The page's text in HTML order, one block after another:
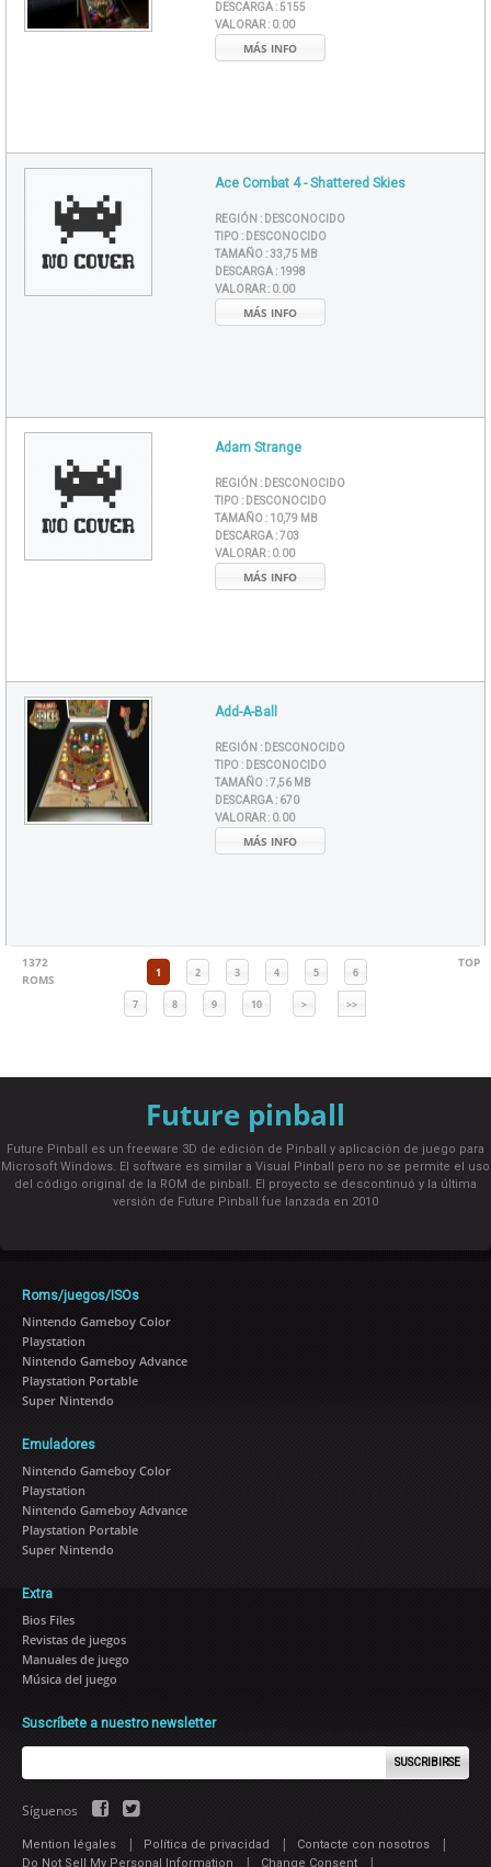
DESCARGA :5155
VALORAR : 0.00
MÁS INFO
Ace Combat 4 - Shattered Skies
REGIÓN : DESCONOCIDO
TIPO : DESCONOCIDO
TAMAÑO :33,75 MB
DESCARGA : 1998
VALORAR : 0.00
MÁS INFO
Adam Strange
REGIÓN : DESCONOCIDO
TIPO : DESCONOCIDO
TAMAÑO : 10,79 MB
DESCARGA :703
VALORAR : 0.00
MÁS INFO
Add-A-Ball
REGIÓN : DESCONOCIDO
TIPO : DESCONOCIDO
TAMAÑO :7,56 MB
DESCARGA : 670
VALORAR : 0.00
MÁS INFO
1372
ROMS
1 2 3 4 5 6
7 8 9 10 > >>
TOP
Future pinball
Future Pinball es un freeware 3D de edición de Pinball y aplicación de juego para
Microsoft Windows. El software es similar a Visual Pinball pero no se permite el uso
del código original de la ROM de pinball. El proyecto se descontinuó y la última
versión de Future Pinball fue lanzada en 2010
Roms/juegos/ISOs
Nintendo Gameboy Color
Playstation
Nintendo Gameboy Advance
Playstation Portable
Super Nintendo
Emuladores
Nintendo Gameboy Color
Playstation
Nintendo Gameboy Advance
Playstation Portable
Super Nintendo
Extra
Bios Files
Revistas de juegos
Manuales de juego
Música del juego
Suscríbete a nuestro newsletter
SUSCRIBIRSE
Síguenos
Mention légales | Política de privacidad | Contacte con nosotros |
Do Not Sell My Personal Information | Change Consent |